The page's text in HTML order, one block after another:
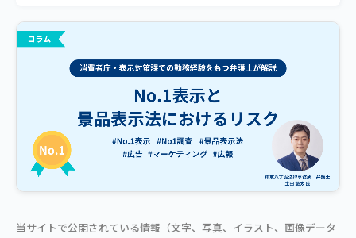
当サイトで公開されている情報（文字、写真、イラスト、画像データ